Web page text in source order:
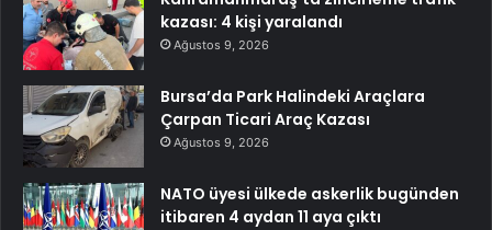
kazası: 4 kişi yaralandı
Ağustos 9, 2026
Bursa’da Park Halindeki Araçlara
Çarpan Ticari Araç Kazası
Ağustos 9, 2026
NATO üyesi ülkede askerlik bugünden
itibaren 4 aydan 11 aya çıktı